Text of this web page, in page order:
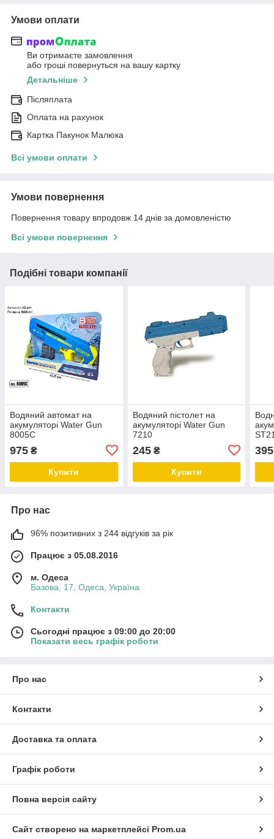
Умови оплати
Ви отримаєте замовлення
або гроші повернуться на вашу картку
Детальніше
Післяплата
Оплата на рахунок
Картка Пакунок Малюка
Всі умови оплати
Умови повернення
Повернення товару впродовж 14 днів за домовленістю
Всі умови повернення
Подібні товари компанії
Водяний автомат на
акумуляторі Water Gun
8005C
975 ₴
Купити
Водяний пістолет на
акумуляторі Water Gun
7210
245₴
Купити
395
Про нас
96% позитивних з 244 відгуків за рік
Працює з 05.08.2016
м. Одеса
Базова, 17, Одеса, Україна
Контакти
Сьогодні працює з 09:00 до 20:00
Показати весь графік роботи
Про нас
Контакти
Доставка та оплата
Графік роботи
Повна версія сайту
Сайт створено на маркетплейсі Prom.ua